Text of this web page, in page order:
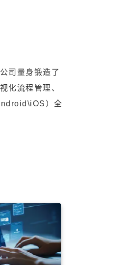
司量身锻造了
化流程管理、
）全